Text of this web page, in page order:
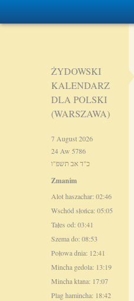
ŻYDOWSKI
KALENDARZ
DLA POLSKI
(WARSZAWA)
7 August 2026
24 Aw 5786
כ"ד אב תשפ"ו
Zmanim
Alot haszachar: 02:46
Wschód słońca: 05:05
Tałes od: 03:41
Szema do: 08:53
Połowa dnia: 12:41
Mincha gedola: 13:19
Mincha ktana: 17:07
Plag hamincha: 18:42